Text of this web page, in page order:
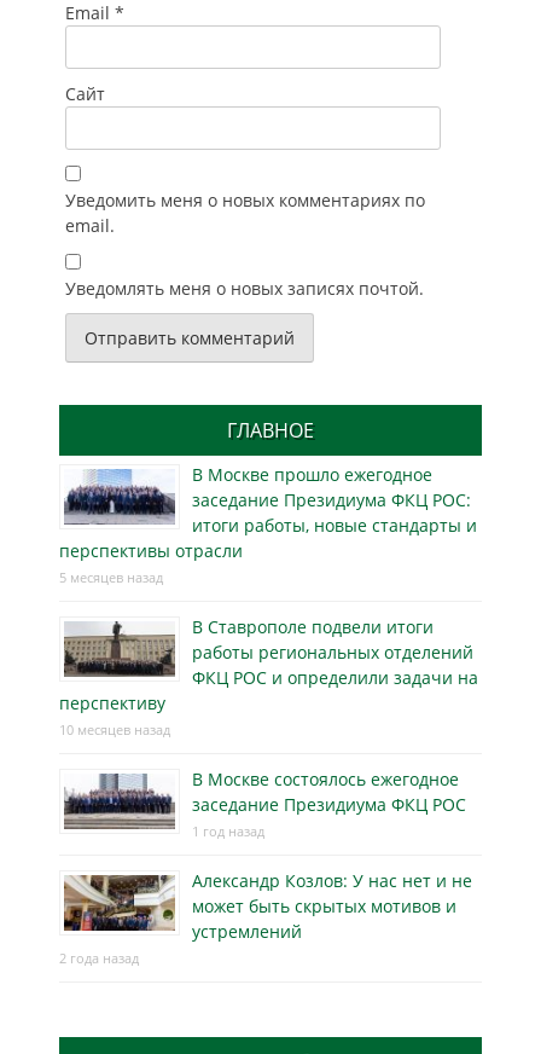
Email *
Сайт
Уведомить меня о новых комментариях по
email.
Уведомлять меня о новых записях почтой.
ГЛАВНОЕ
В Москве прошло ежегодное
заседание Президиума ФКЦ РОС:
итоги работы, новые стандарты и
перспективы отрасли
5 месяцев назад
В Ставрополе подвели итоги
работы региональных отделений
ФКЦ РОС и определили задачи на
перспективу
10 месяцев назад
В Москве состоялось ежегодное
заседание Президиума ФКЦ РОС
1 год назад
Александр Козлов: У нас нет и не
может быть скрытых мотивов и
устремлений
2 года назад